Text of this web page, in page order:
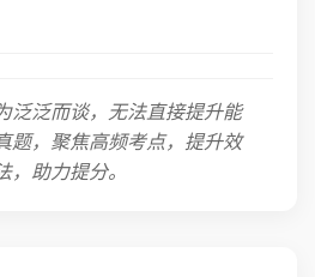
泛泛而谈，无法直接提升能
题，聚焦高频考点，提升效
助力提分。